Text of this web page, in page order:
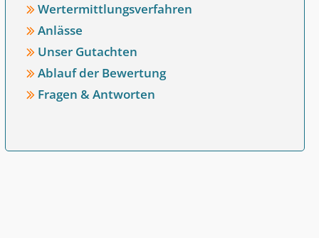
Wertermittlungsverfahren
Anlässe
Unser Gutachten
Ablauf der Bewertung
Fragen & Antworten